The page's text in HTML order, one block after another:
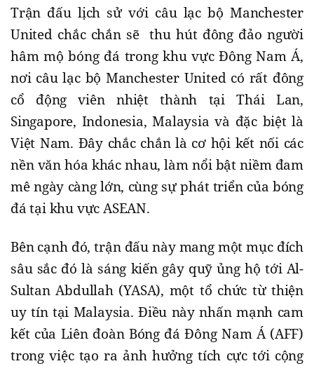
Trận đấu lịch sử với câu lạc bộ Manchester
United chắc chắn sẽ thu hút đông đảo người
hâm mộ bóng đá trong khu vực Đông Nam Á,
nơi câu lạc bộ Manchester United có rất đông
cổ động viên nhiệt thành tại Thái Lan,
Singapore, Indonesia, Malaysia và đặc biệt là
Việt Nam. Đây chắc chắn là cơ hội kết nối các
nền văn hóa khác nhau, làm nổi bật niềm đam
mê ngày càng lớn, cùng sự phát triển của bóng
đá tại khu vực ASEAN.
Bên cạnh đó, trận đấu này mang một mục đích
sâu sắc đó là sáng kiến gây quỹ ủng hộ tới Al-
Sultan Abdullah (YASA), một tổ chức từ thiện
uy tín tại Malaysia. Điều này nhấn mạnh cam
kết của Liên đoàn Bóng đá Đông Nam Á (AFF)
trong việc tạo ra ảnh hưởng tích cực tới cộng